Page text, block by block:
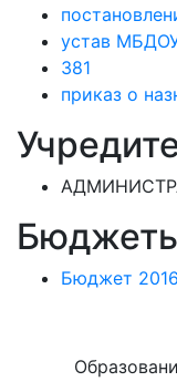
устав
381
приказ о
Бюджет